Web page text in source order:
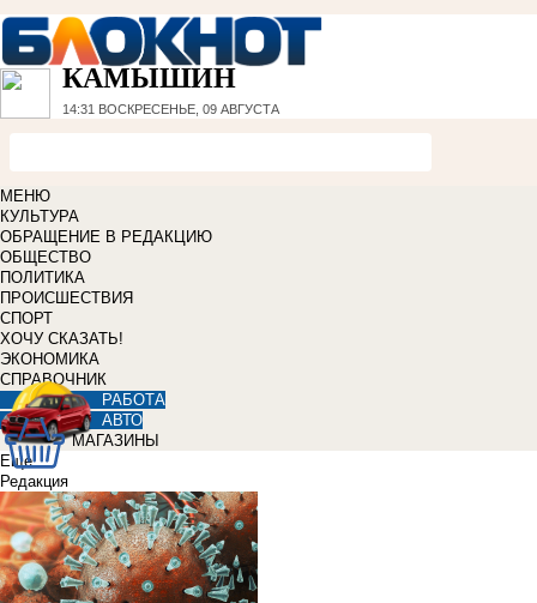
КАМЫШИН
14:31 ВОСКРЕСЕНЬЕ, 09 АВГУСТА
МЕНЮ
КУЛЬТУРА
ОБРАЩЕНИЕ В РЕДАКЦИЮ
ОБЩЕСТВО
ПОЛИТИКА
ПРОИСШЕСТВИЯ
СПОРТ
ХОЧУ СКАЗАТЬ!
ЭКОНОМИКА
СПРАВОЧНИК
РАБОТА
АВТО
МАГАЗИНЫ
Еще
Редакция